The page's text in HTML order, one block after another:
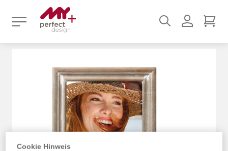
Suchen
Cookie Hinweis